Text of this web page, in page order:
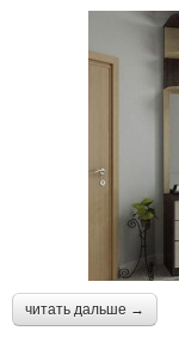
читать дальше →